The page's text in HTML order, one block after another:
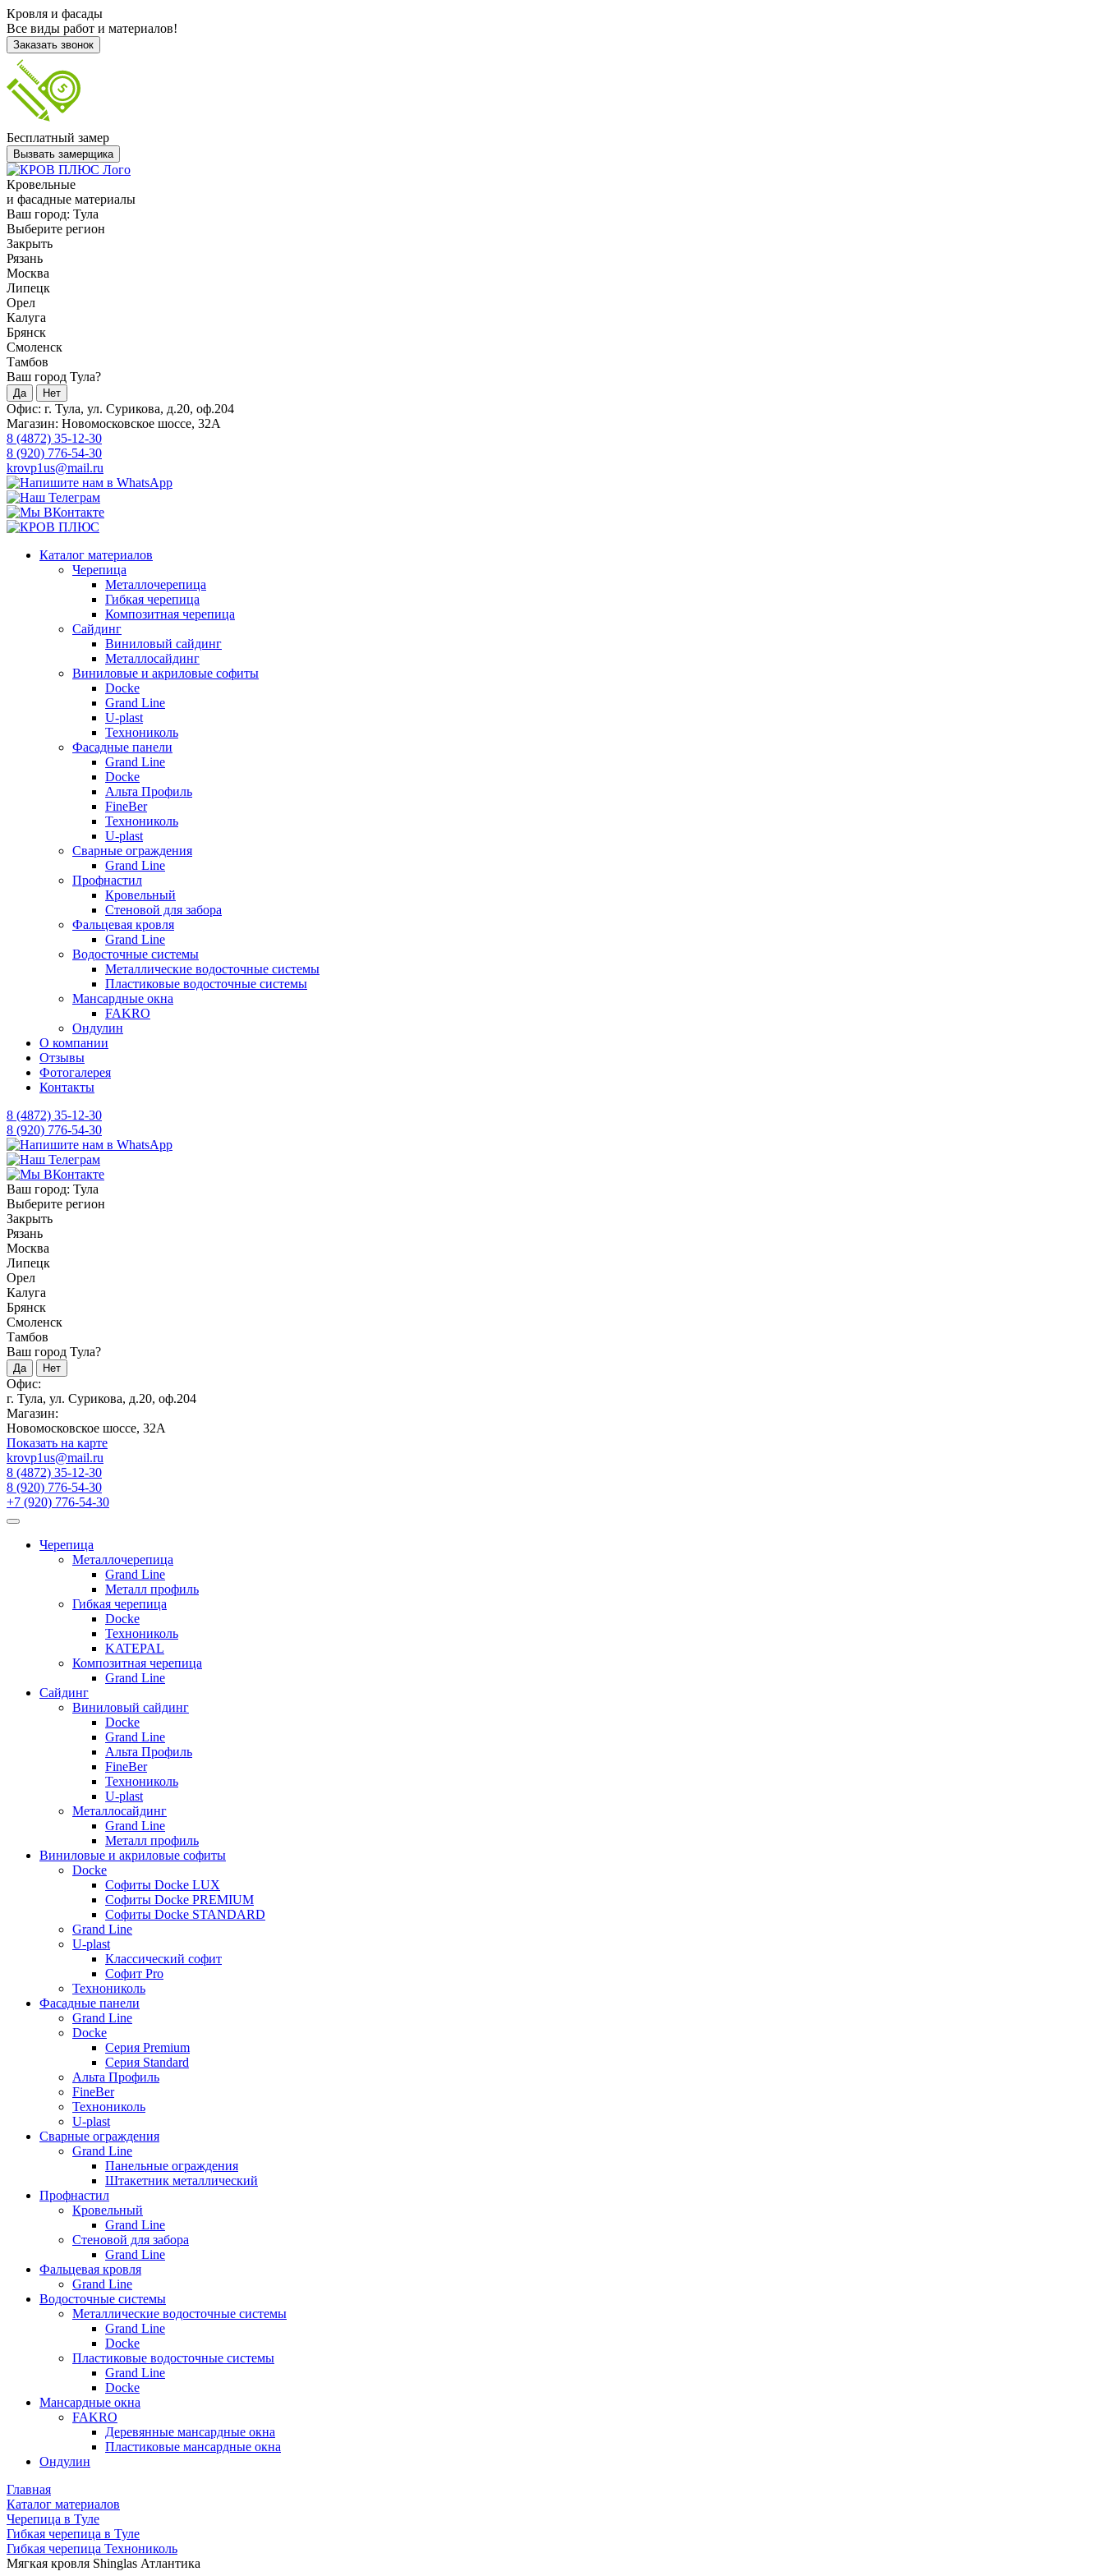
Кровля и фасады
Все виды работ и материалов!
Заказать звонок
Бесплатный замер
Вызвать замерщика
Кровельные
и фасадные материалы
Ваш город: Тула
Выберите регион
Закрыть
Рязань
Москва
Липецк
Орел
Калуга
Брянск
Смоленск
Тамбов
Ваш город Тула?
Да Нет
Офис: г. Тула, ул. Сурикова, д.20, оф.204
Магазин: Новомосковское шоссе, 32А
8 (4872) 35-12-30
8 (920) 776-54-30
krovp1us@mail.ru
Каталог материалов
Черепица
Металлочерепица
Гибкая черепица
Композитная черепица
Сайдинг
Виниловый сайдинг
Металлосайдинг
Виниловые и акриловые софиты
Docke
Grand Line
U-plast
Технониколь
Фасадные панели
Grand Line
Docke
Альта Профиль
FineBer
Технониколь
U-plast
Сварные ограждения
Grand Line
Профнастил
Кровельный
Стеновой для забора
Фальцевая кровля
Grand Line
Водосточные системы
Металлические водосточные системы
Пластиковые водосточные системы
Мансардные окна
FAKRO
Ондулин
О компании
Отзывы
Фотогалерея
Контакты
8 (4872) 35-12-30
8 (920) 776-54-30
Ваш город: Тула
Выберите регион
Закрыть
Рязань
Москва
Липецк
Орел
Калуга
Брянск
Смоленск
Тамбов
Ваш город Тула?
Да Нет
Офис:
г. Тула, ул. Сурикова, д.20, оф.204
Магазин:
Новомосковское шоссе, 32А
Показать на карте
krovp1us@mail.ru
8 (4872) 35-12-30
8 (920) 776-54-30
+7 (920) 776-54-30
Черепица
Металлочерепица
Grand Line
Металл профиль
Гибкая черепица
Docke
Технониколь
KATEPAL
Композитная черепица
Grand Line
Сайдинг
Виниловый сайдинг
Docke
Grand Line
Альта Профиль
FineBer
Технониколь
U-plast
Металлосайдинг
Grand Line
Металл профиль
Виниловые и акриловые софиты
Docke
Софиты Docke LUX
Софиты Docke PREMIUM
Софиты Docke STANDARD
Grand Line
U-plast
Классический софит
Софит Pro
Технониколь
Фасадные панели
Grand Line
Docke
Серия Premium
Серия Standard
Альта Профиль
FineBer
Технониколь
U-plast
Сварные ограждения
Grand Line
Панельные ограждения
Штакетник металлический
Профнастил
Кровельный
Grand Line
Стеновой для забора
Grand Line
Фальцевая кровля
Grand Line
Водосточные системы
Металлические водосточные системы
Grand Line
Docke
Пластиковые водосточные системы
Grand Line
Docke
Мансардные окна
FAKRO
Деревянные мансардные окна
Пластиковые мансардные окна
Ондулин
Главная
Каталог материалов
Черепица в Туле
Гибкая черепица в Туле
Гибкая черепица Технониколь
Мягкая кровля Shinglas Атлантика